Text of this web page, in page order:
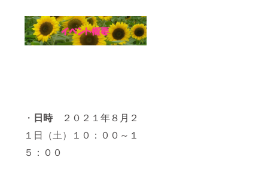
・ 日時２０２１年８月２
１日（土）１０：００～１
５：００